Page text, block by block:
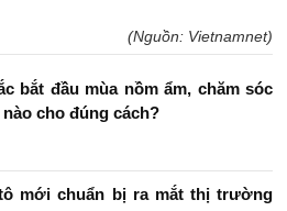
(Nguồn: Vietnamnet)
bắt đầu mùa nồm ẩm, chăm sóc
cho đúng cách?
mới chuẩn bị ra mắt thị trường